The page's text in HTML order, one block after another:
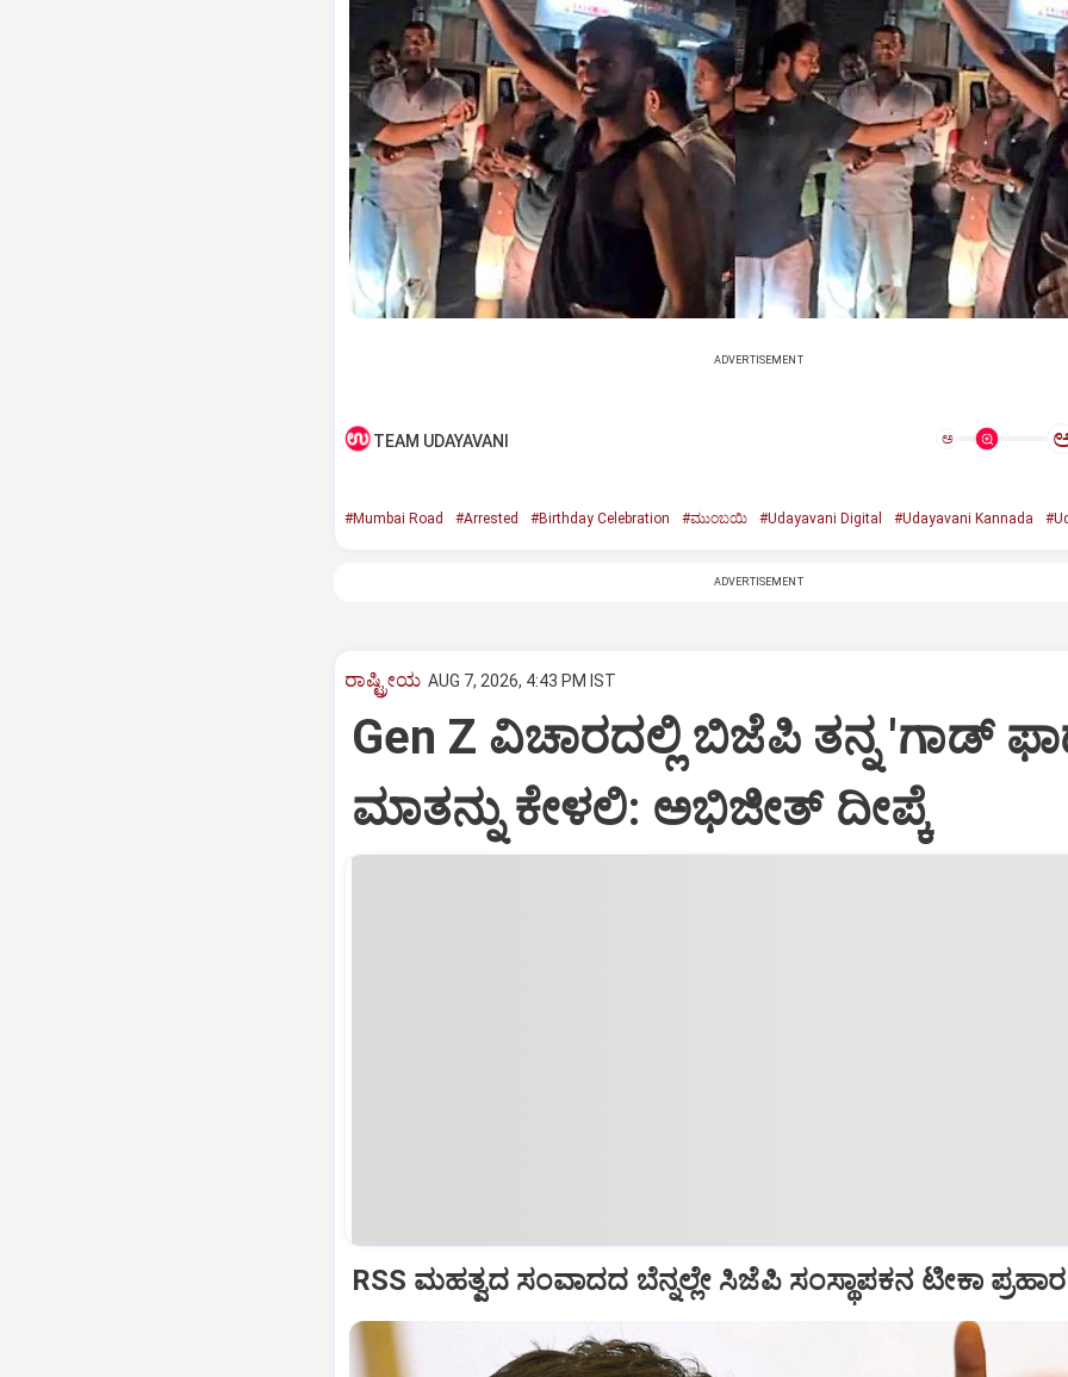
ADVERTISEMENT
TEAM UDAYAVANI ಅ
#Mumbai Road #Arrested #Birthday Celebration #ಮುಂಬಯಿ #Udayavani Digital #Udayavani Kannada
ADVERTISEMENT
ರಾಷ್ಟ್ರೀಯ AUG 7, 2026, 4:43 PM IST
Gen Z ವಿಚಾರದಲ್ಲಿ ಬಿಜೆಪಿ ತನ್ನ 'ಗಾಡ್
ಮಾತನ್ನು ಕೇಳಲಿ: ಅಭಿಜೀತ್ ದೀಪ್ಕೆ
RSS ಮಹತ್ವದ ಸಂವಾದದ ಬೆನ್ನಲ್ಲೇ ಸಿಜೆಪಿ ಸಂಸ್ಥಾಪಕನ ಟೀಕಾ ಪ್ರಹಾರ